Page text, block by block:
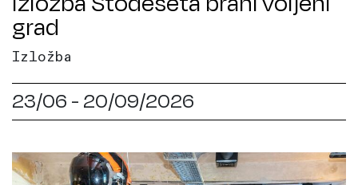
grad
Izložba
23/06 - 20/09/2026